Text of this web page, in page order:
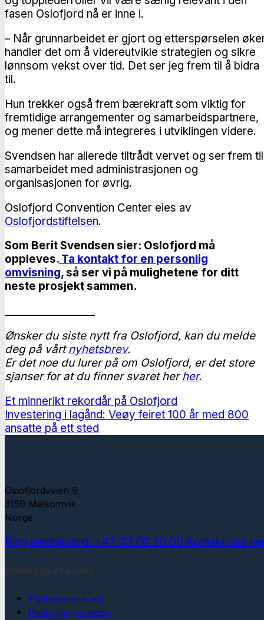
fasen Oslofjord nå er inne i.
– Når grunnarbeidet er gjort og etterspørselen
handler det om å videreutvikle strategien og sikre
lønnsom vekst over tid. Det ser jeg frem til å bidra
til.
Hun trekker også frem bærekraft som viktig for
fremtidige arrangementer og samarbeidspartnere,
og mener dette må integreres i utviklingen videre.
Svendsen har allerede tiltrådt vervet og ser frem til
samarbeidet med administrasjonen og
organisasjonen for øvrig.
Oslofjord Convention Center eies av
Oslofjordstiftelsen.
Som Berit Svendsen sier: Oslofjord må
oppleves. Ta kontakt for en personlig
omvisning, så ser vi på mulighetene for ditt
neste prosjekt sammen.
Ønsker du siste nytt fra Oslofjord, kan du melde
deg på vårtnyhetsbrev.
Er det noe du lurer på om Oslofjord, er det store
sjanser for at du finner svaret herher.
Et minnerikt rekordår på Oslofjord
Investering i lagånd: Veøy feiret 100 år med 800
ansatte på ett sted
Oslofjordveien 9
3159 Melsomvik
Norge
Ring sentralbord: +47 33 00 20 00 Kontakt oss
Planlegge et event
Planleggingsverktøy